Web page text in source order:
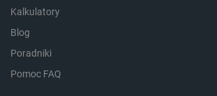
Kalkulatory
Blog
Poradniki
Pomoc FAQ